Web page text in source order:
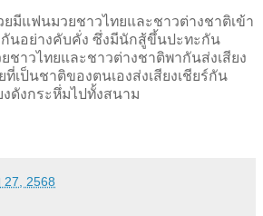
มีแฟนมวยชาวไทยและชาวต่างชาติเข้า
นอย่างคับคั่ง ซึ่งมีนักสู้ขึ้นปะทะกัน
ชาวไทยและชาวต่างชาติพากันส่งเสียง
ที่เป็นชาติของตนเองส่งเสียงเชียร์กัน
ดังกระหึ่มไปทั้งสนาม
2568